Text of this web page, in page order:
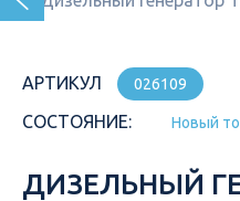
АРТИКУЛ 026109
СОСТОЯНИЕ: Новый
ДИЗЕЛЬНЫЙ